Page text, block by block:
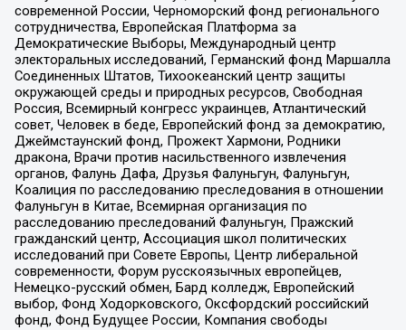
современной России, Черноморский фонд регионального
сотрудничества, Европейская Платформа за
Демократические Выборы, Международный центр
электоральных исследований, Германский фонд Маршалла
Соединенных Штатов, Тихоокеанский центр защиты
окружающей среды и природных ресурсов, Свободная
Россия, Всемирный конгресс украинцев, Атлантический
совет, Человек в беде, Европейский фонд за демократию,
Джеймстаунский фонд, Прожект Хармони, Родники
дракона, Врачи против насильственного извлечения
органов, Фалунь Дафа, Друзья Фалуньгун, Фалуньгун,
Коалиция по расследованию преследования в отношении
Фалуньгун в Китае, Всемирная организация по
расследованию преследований Фалуньгун, Пражский
гражданский центр, Ассоциация школ политических
исследований при Совете Европы, Центр либеральной
современности, Форум русскоязычных европейцев,
Немецко-русский обмен, Бард колледж, Европейский
выбор, Фонд Ходорковского, Оксфордский российский
фонд, Фонд Будущее России, Компания свободы